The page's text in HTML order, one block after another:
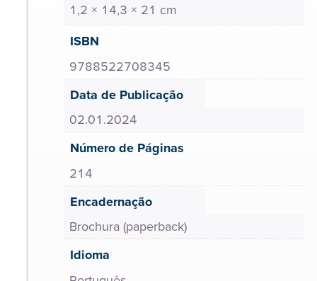
1,2 × 14,3 × 21 cm
ISBN
9788522708345
Data de Publicação
02.01.2024
Número de Páginas
214
Encadernação
Brochura (paperback)
Idioma